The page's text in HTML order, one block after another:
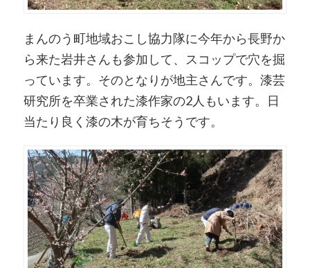
まんのう町地域おこし協力隊に今年から長野か
ら来た岩井さんも参加して、スコップで穴を掘
っています。そのとなりが地主さんです。漆芸
研究所を卒業された漆作家の2人もいます。日
当たり良く漆の木が育ちそうです。